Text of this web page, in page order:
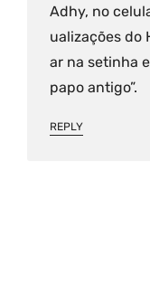
Adhy, no
ualizações do
ar na setinha
papo antigo”.
REPLY